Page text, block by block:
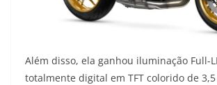
Além disso, ela ganhou iluminação Full-
totalmente digital em TFT colorido de